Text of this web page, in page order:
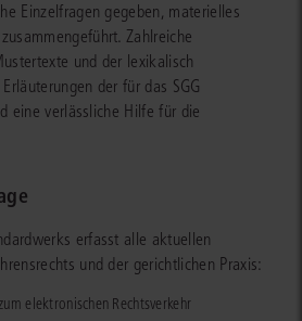
Einzelfragen gegeben, materielles
Zahlreiche
und der lexikalisch
der für das SGG
eine verlässliche Hilfe für die
erfasst alle aktuellen
und der gerichtlichen Praxis:
elektronischen Rechtsverkehr